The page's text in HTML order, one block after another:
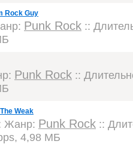
Rock Guy
Punk Rock ::
Punk Rock ::
Weak
Жанр: Punk Rock ::
4,98 МБ